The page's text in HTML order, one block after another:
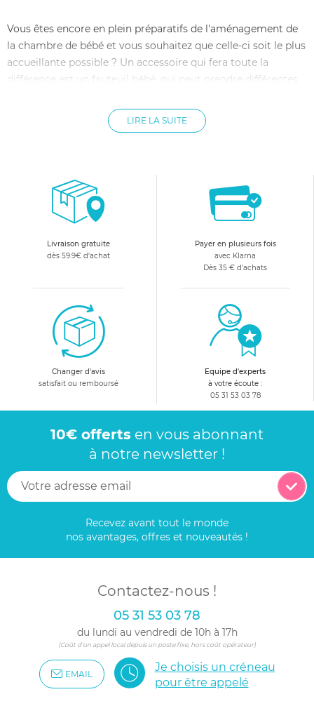
Vous êtes encore en plein préparatifs de l'aménagement de
la chambre de bébé et vous souhaitez que celle-ci soit le plus
accueillante possible ? Un accessoire qui fera toute la
différence est un fauteuil bébé, qui peut prendre différentes
fonction de la décoration que vous souhaitez pour la
chambre de votre enfant, le fauteuil enfant peut prendre
les fauteuils bébé proposés par allobébé sont fabriqués en
mousse. Vous trouverez forcément ce qu'il vous faut dans la
gamme de fauteuil enfant sélectionnés par allobébé.
LIRE LA SUITE
Livraison gratuite
dès 59.9€ d'achat
Payer en plusieurs fois
avec Klarna
Dès 35 € d'achats
Changer d'avis
satisfait ou remboursé
Equipe d'experts
à votre écoute :
05 31 53 03 78
10€ offerts en vous abonnant
à notre newsletter !
Recevez avant tout le monde
nos avantages, offres et nouveautés !
Contactez-nous !
05 31 53 03 78
du lundi au vendredi de 10h à 17h
(Coût d'un appel local depuis un poste fixe, hors coût opérateur)
EMAIL
Je choisis un créneau
pour être appelé